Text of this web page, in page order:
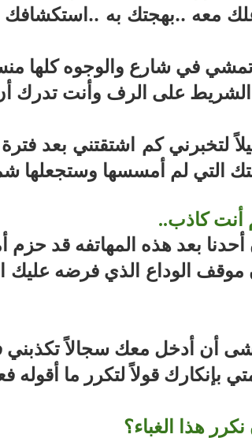
معه ..بهجتك به
في شارع والوجوه كلها
على الرف وأنت تدرك
لتخبرني كم اشتقتني بعد
التي لم أمسسها وستجعلها
أنت كاذب..
بعد هذه المهاتفه قد حزم
الوداع الذي فرضه عليك
أن أدخل معك سجالاً تكذبني
بإنكارك قولاً لتكرر ما أقوله
هذا الغباء؟